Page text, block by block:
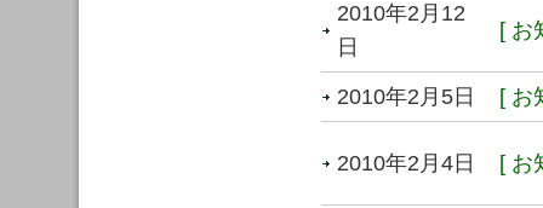
2010年2月12
日
[ お
2010年2月5日 [ お
2010年2月4日 [ お